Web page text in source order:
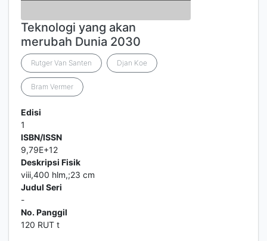
Teknologi yang akan
merubah Dunia 2030
Rutger Van Santen Djan Koe
Bram Vermer
Edisi
1
ISBN/ISSN
9,79E+12
Deskripsi Fisik
viii,400 hlm,;23 cm
Judul Seri
-
No. Panggil
120 RUT t